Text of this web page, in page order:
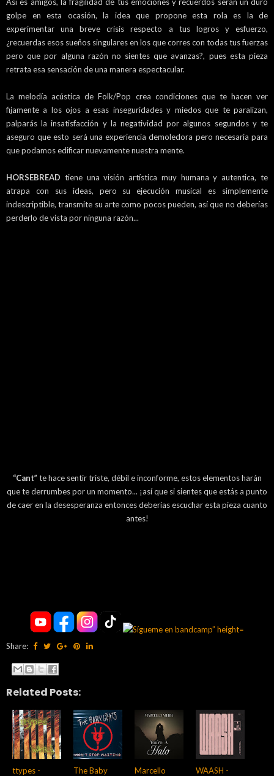
golpe en esta ocasión, la idea que propone esta rola es la de
experimentar una breve crisis respecto a tus logros y esfuerzo,
¿recuerdas esos sueños singulares en los que corres con todas tus fuerzas
pero que por alguna razón no sientes que avanzas?, pues esta pieza
retrata esa sensación de una manera espectacular.
La melodía acústica de Folk/Pop crea condiciones que te hacen ver
fijamente a los ojos a esas inseguridades y miedos que te paralizan,
palparás la insatisfacción y la negatividad por algunos segundos y te
aseguro que esto será una experiencia demoledora pero necesaria para
que podamos edificar nuevamente nuestra mente.
HORSEBREAD tiene una visión artística muy humana y autentica, te
atrapa con sus ideas, pero su ejecución musical es simplemente
indescriptible, transmite su arte como pocos pueden, así que no deberías
perderlo de vista por ninguna razón...
“Cant” te hace sentir triste, débil e inconforme, estos elementos harán
que te derrumbes por un momento... ¡así que si sientes que estás a punto
de caer en la desesperanza entonces deberías escuchar esta pieza cuanto
antes!
Share:
Related Posts:
ttypes -
The Baby
Marcello
WAASH -